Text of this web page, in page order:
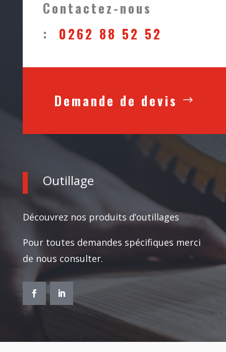
Contactez-nous
: 0262 88 52 52
Demande de devis
Outillage
Découvrez nos produits d’outillages
Pour toutes demandes spécifiques merci
de nous consulter.